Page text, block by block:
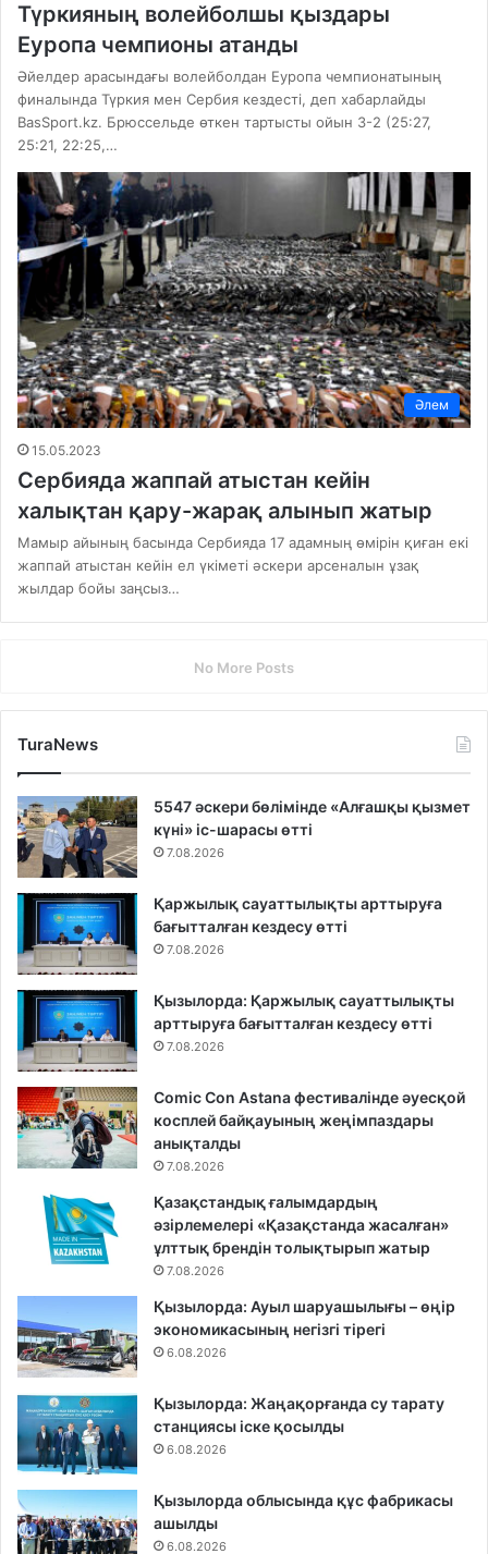
Түркияның волейболшы қыздары
Еуропа чемпионы атанды
Әйелдер арасындағы волейболдан Еуропа чемпионатының
финалында Түркия мен Сербия кездесті, деп хабарлайды
BasSport.kz. Брюссельде өткен тартысты ойын 3-2 (25:27,
25:21, 22:25,…
Әлем
15.05.2023
Сербияда жаппай атыстан кейін
халықтан қару-жарақ алынып жатыр
Мамыр айының басында Сербияда 17 адамның өмірін қиған екі
жаппай атыстан кейін ел үкіметі әскери арсеналын ұзақ
жылдар бойы заңсыз…
No More Posts
TuraNews
5547 әскери бөлімінде «Алғашқы қызмет
күні» іс-шарасы өтті
7.08.2026
Қаржылық сауаттылықты арттыруға
бағытталған кездесу өтті
7.08.2026
Қызылорда: Қаржылық сауаттылықты
арттыруға бағытталған кездесу өтті
7.08.2026
Comic Con Astana фестивалінде әуесқой
косплей байқауының жеңімпаздары
анықталды
7.08.2026
Қазақстандық ғалымдардың
әзірлемелері «Қазақстанда жасалған»
ұлттық брендін толықтырып жатыр
7.08.2026
Қызылорда: Ауыл шаруашылығы – өңір
экономикасының негізгі тірегі
6.08.2026
Қызылорда: Жаңақорғанда су тарату
станциясы іске қосылды
6.08.2026
Қызылорда облысында құс фабрикасы
ашылды
6.08.2026